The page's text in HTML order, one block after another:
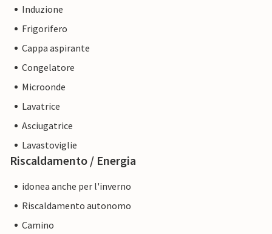
Induzione
Frigorifero
Cappa aspirante
Congelatore
Microonde
Lavatrice
Asciugatrice
Lavastoviglie
Riscaldamento / Energia
idonea anche per l'inverno
Riscaldamento autonomo
Camino